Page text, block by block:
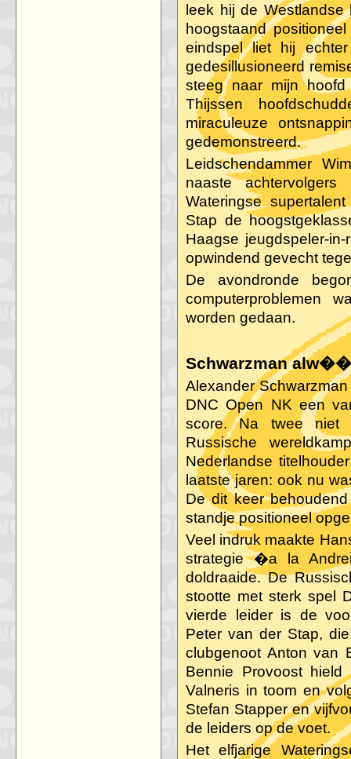
leek hij de
hoogstaand
eindspel liet hij
gedesillusioneerd
steeg naar mijn
Thijssen
miraculeuze
gedemonstreerd.
Leidschendammer
naaste
Wateringse
Stap de
Haagse jeugdspeler-
opwindend gevecht
De avondronde
computerproblemen
worden gedaan.
Schwarzman
Alexander
DNC Open NK een
score. Na twee niet
Russische
Nederlandse
laatste jaren: ook nu
De dit keer
standje positioneel
Veel indruk maakte
strategie �a la
doldraaide. De
stootte met sterk spel
vierde leider is de
Peter van der Stap,
clubgenoot Anton van
Bennie Provoost hield
Valneris in toom en
Stefan Stapper en
de leiders op de voet.
Het elfjarige